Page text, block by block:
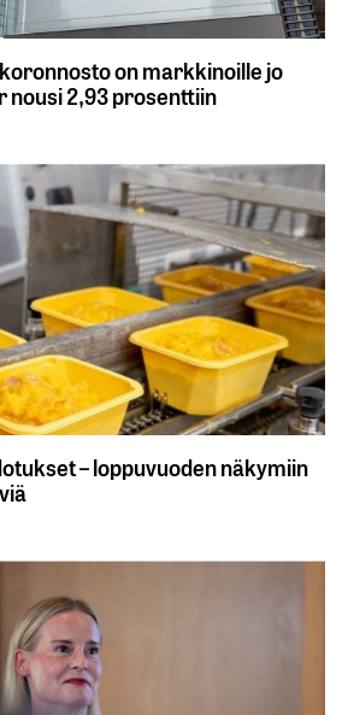
on markkinoille jo
nousi 2,93 prosenttiin
– loppuvuoden näkymiin